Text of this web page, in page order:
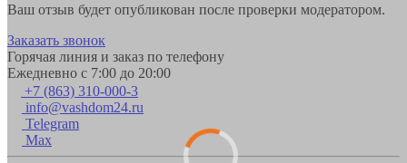
Ваш отзыв будет опубликован после проверки модератором.
Заказать звонок
Горячая линия и заказ по телефону
Ежедневно с 7:00 до 20:00
+7 (863) 310-000-3
info@vashdom24.ru
Telegram
Max